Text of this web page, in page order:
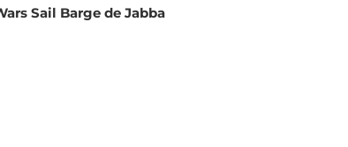
Sail Barge de Jabba